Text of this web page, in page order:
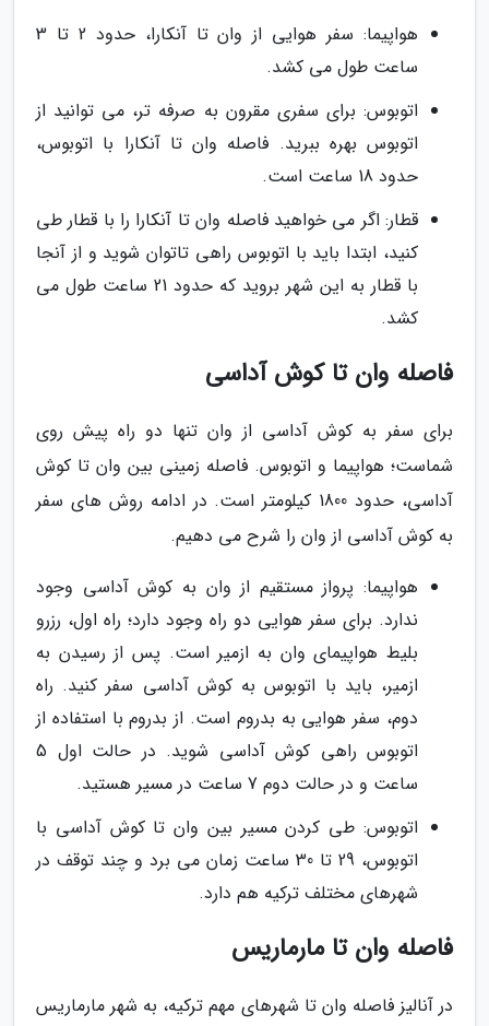
هواپیما: سفر هوایی از وان تا آنکارا، حدود 2 تا 3
ساعت طول می کشد.
اتوبوس: برای سفری مقرون به صرفه تر، می توانید از
اتوبوس بهره ببرید. فاصله وان تا آنکارا با اتوبوس،
حدود 18 ساعت است.
قطار: اگر می خواهید فاصله وان تا آنکارا را با قطار طی
کنید، ابتدا باید با اتوبوس راهی تاتوان شوید و از آنجا
با قطار به این شهر بروید که حدود 21 ساعت طول می
کشد.
فاصله وان تا کوش آداسی
برای سفر به کوش آداسی از وان تنها دو راه پیش روی
شماست؛ هواپیما و اتوبوس. فاصله زمینی بین وان تا کوش
آداسی، حدود 1800 کیلومتر است. در ادامه روش های سفر
به کوش آداسی از وان را شرح می دهیم.
هواپیما: پرواز مستقیم از وان به کوش آداسی وجود
ندارد. برای سفر هوایی دو راه وجود دارد؛ راه اول، رزرو
بلیط هواپیمای وان به ازمیر است. پس از رسیدن به
ازمیر، باید با اتوبوس به کوش آداسی سفر کنید. راه
دوم، سفر هوایی به بدروم است. از بدروم با استفاده از
اتوبوس راهی کوش آداسی شوید. در حالت اول 5
ساعت و در حالت دوم 7 ساعت در مسیر هستید.
اتوبوس: طی کردن مسیر بین وان تا کوش آداسی با
اتوبوس، 29 تا 30 ساعت زمان می برد و چند توقف در
شهرهای مختلف ترکیه هم دارد.
فاصله وان تا مارماریس
در آنالیز فاصله وان تا شهرهای مهم ترکیه، به شهر مارماریس